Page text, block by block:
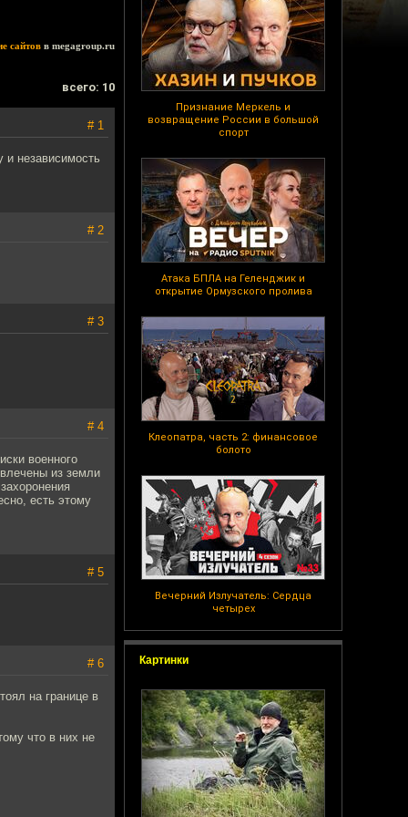
Признание Меркель и
возвращение России в большой
спорт
Атака БПЛА на Геленджик и
открытие Ормузского пролива
Клеопатра, часть 2: финансовое
болото
Вечерний Излучатель: Сердца
четырех
Картинки
сайтов в megagroup.ru
всего: 10
# 1
независимость
# 2
# 3
# 4
военного
из земли
есть этому
# 5
# 6
на границе в
что в них не